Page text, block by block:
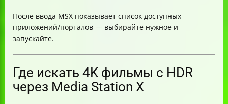
После ввода MSX показывает список доступных
приложений/порталов — выбирайте нужное и
запускайте.
Где искать 4K фильмы с HDR
через Media Station X